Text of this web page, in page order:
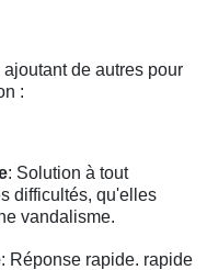
de autres pour
:
: Solution à tout
difficultés, qu'elles
vandalisme.
: Réponse rapide. rapide